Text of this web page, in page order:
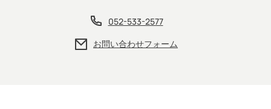
052-533-2577
お問い合わせフォーム